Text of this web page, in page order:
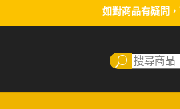
如對商品有疑問